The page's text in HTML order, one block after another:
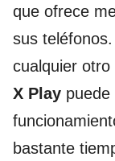
que ofrece
sus
cualquier otro
X Play
bastante